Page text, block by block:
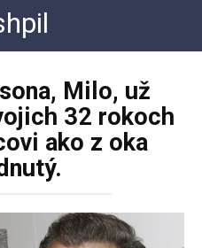
Milo, už
32 rokoch
ako z oka